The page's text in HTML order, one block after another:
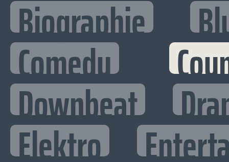
Biographie
Comedy
Downbeat
Elektro